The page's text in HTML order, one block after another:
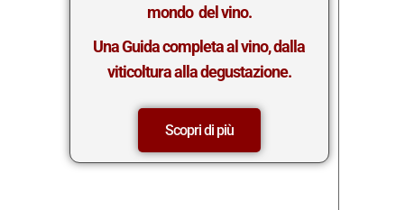
mondo del vino.
Una Guida completa al vino, dalla
viticoltura alla degustazione.
Scopri di più